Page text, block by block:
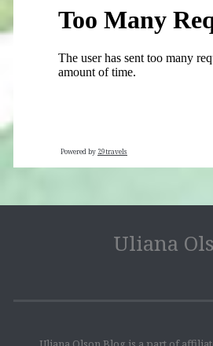
Powered by 29travels
Uliana